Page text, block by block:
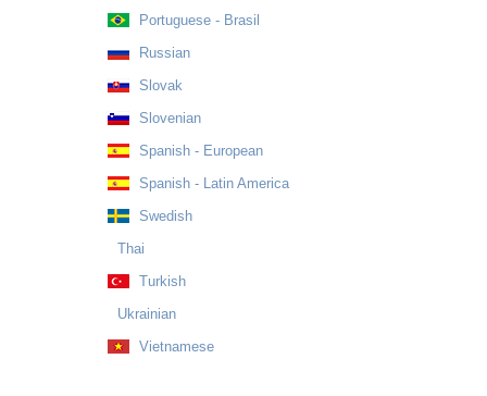
Portuguese - Brasil
Russian
Slovak
Slovenian
Spanish - European
Spanish - Latin America
Swedish
Thai
Turkish
Ukrainian
Vietnamese